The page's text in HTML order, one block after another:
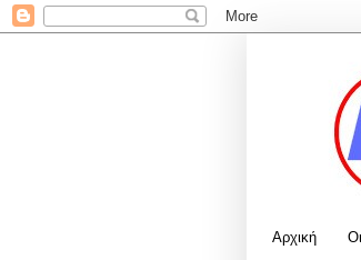
Αρχική